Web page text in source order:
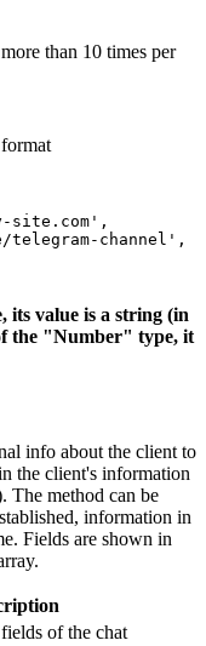
than 10 times per
site.com',
telegram-channel',
value is a string (in
the "Number" type, it
info about the client to
the client's information
The method can be
information in
Fields are shown in
of the chat